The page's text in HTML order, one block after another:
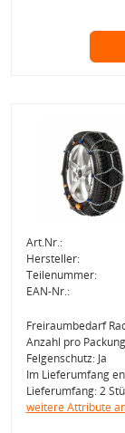
Art.Nr.:
Hersteller:
Teilenummer:
EAN-Nr.:
Freiraumbedarf
Anzahl pro
Felgenschutz: Ja
Im Lieferumfang
Lieferumfang: 2
weitere Attribute